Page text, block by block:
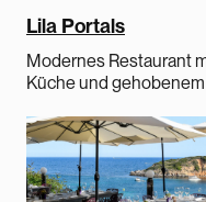
Lila Portals
Modernes Restaurant
Küche und